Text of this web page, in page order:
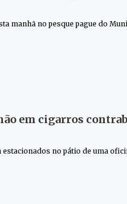
manhã no pesque pague do
em cigarros
no pátio de uma